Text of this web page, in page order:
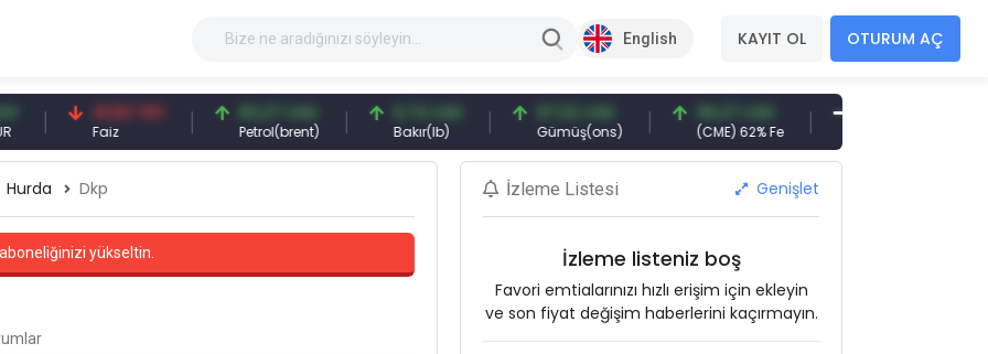
English KAYIT OL OTURUM AÇ
41,53 TRY
Faiz
83,27 USD
Petrol(brent)
6,74 USD
Bakır(lb)
97,32 USD
Gümüş(ons)
96,27 USD
(CME) 62% Fe
377,25 USD
Gemi Söküm
Hurda Dkp
yükseltin.
İzleme Listesi Genişlet
İzleme listeniz boş
Favori emtialarınızı hızlı erişim için ekleyin
ve son fiyat değişim haberlerini kaçırmayın.